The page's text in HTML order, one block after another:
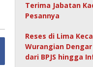
Terima Jabatan
Pesannya
Reses di Lima
Wurangian
dari BPJS hingga